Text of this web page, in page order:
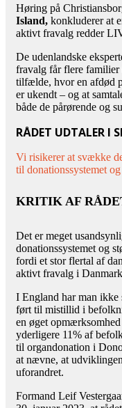
Høring på
Island, konkluderer at
aktivt fravalg redder
De udenlandske
fravalg får flere familier
tilfælde, hvor en afdød
er ukendt – og at
både de pårørende og
RÅDET UDTALER I
Vi risikerer at svække
til donationssystemet
KRITIK AF
Det er meget
donationssystemet og
fordi et stor flertal af
aktivt fravalg i
I England har man ikke
ført til mistillid i
en øget
yderligere 11% af
til organdonation i
at nævne, at
uforandret.
Formand Leif